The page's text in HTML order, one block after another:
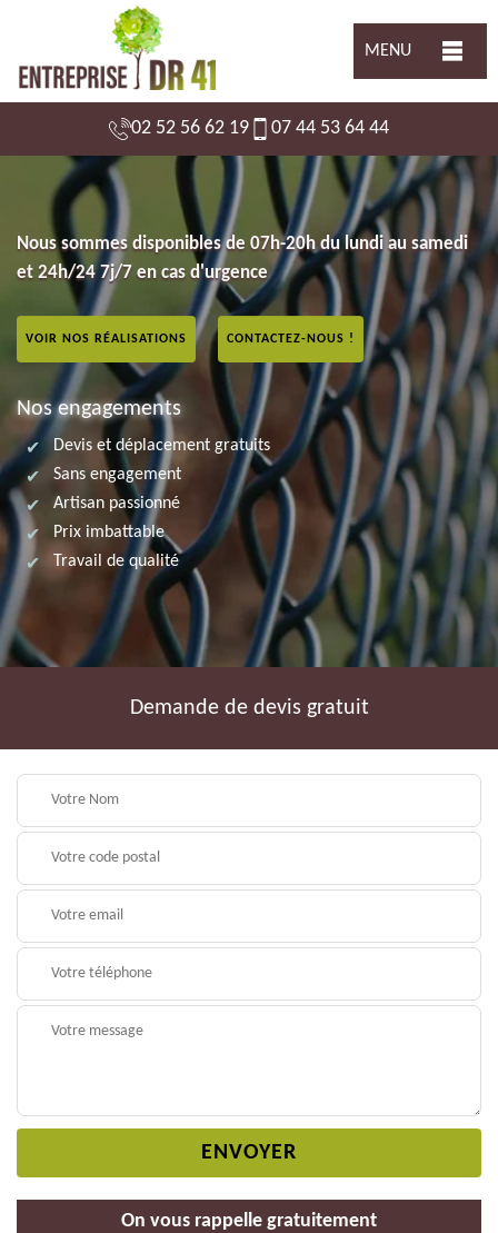
MENU
02 52 56 62 19 07 44 53 64 44
Nous sommes disponibles de 07h-20h du lundi au samedi
et 24h/24 7j/7 en cas d'urgence
VOIR NOS RÉALISATIONS CONTACTEZ-NOUS !
Nos engagements
Devis et déplacement gratuits
Sans engagement
Artisan passionné
Prix imbattable
Travail de qualité
Demande de devis gratuit
On vous rappelle gratuitement